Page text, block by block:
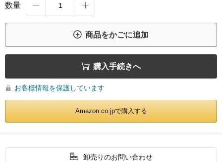
数量  
 商品をかごに追加
 購入手続きへ
 お客様情報を保護しています
Amazon.co.jpで購入する
 卸売りのお問い合わせ